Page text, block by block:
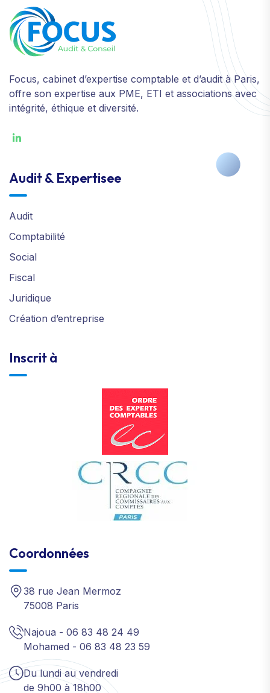
Focus, cabinet d’expertise comptable et d’audit à Paris,
offre son expertise aux PME, ETI et associations avec
intégrité, éthique et diversité.
Audit & Expertisee
Audit
Comptabilité
Social
Fiscal
Juridique
Création d’entreprise
Inscrit à
Coordonnées
38 rue Jean Mermoz
75008 Paris
Najoua - 06 83 48 24 49
Mohamed - 06 83 48 23 59
Du lundi au vendredi
de 9h00 à 18h00